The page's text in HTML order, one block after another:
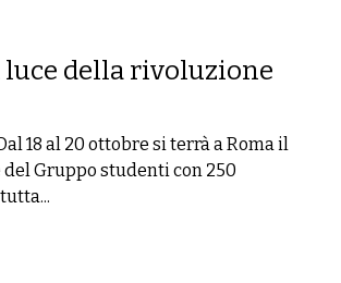
luce della rivoluzione
18 al 20 ottobre si terrà a Roma il
del Gruppo studenti con 250